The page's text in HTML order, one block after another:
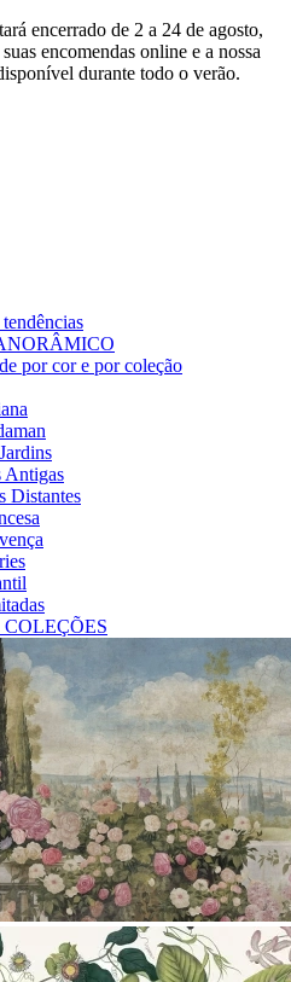
encerrado de 2 a 24 de agosto,
encomendas online e a nossa
durante todo o verão.
por cor e por coleção
Antigas
Distantes